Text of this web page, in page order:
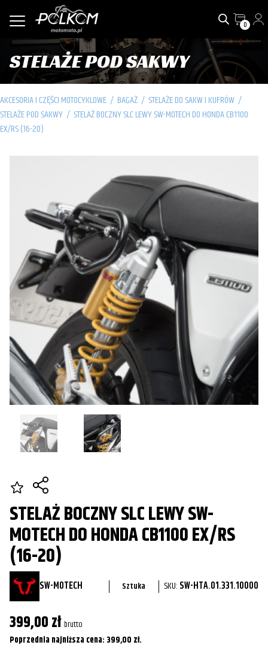
0
STELAŻE POD SAKWY
AKCESORIA I CZĘŚCI MOTOCYKLOWE / BAGAŻ / STELAŻE DO SAKW I KUFRÓW /
STELAŻE POD SAKWY / STELAŻ BOCZNY SLC LEWY SW-MOTECH DO HONDA CB1100
EX/RS (16-20)
STELAŻ BOCZNY SLC LEWY SW-
MOTECH DO HONDA CB1100 EX/RS
(16-20)
SW-MOTECH Sztuka SKU: SW-HTA.01.331.10000
399,00zł brutto
Poprzednia najniższa cena: 399,00 zł.